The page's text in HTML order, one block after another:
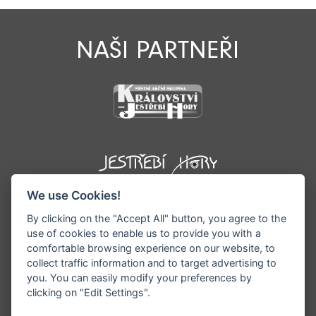
NAŠI PARTNEŘI
©1996 - 2026 Všechna práva vyhrazena serveru
We use Cookies!
By clicking on the "Accept All" button, you agree to the
use of cookies to enable us to provide you with a
comfortable browsing experience on our website, to
collect traffic information and to target advertising to
you. You can easily modify your preferences by
clicking on "Edit Settings".